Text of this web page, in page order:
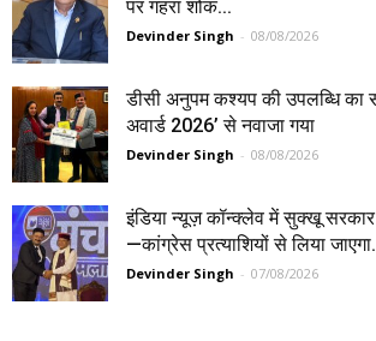
पर गहरा शोक...
Devinder Singh - 08/08/2026
डीसी अनुपम कश्यप की उपलब्धि का
अवार्ड 2026’ से नवाजा गया
Devinder Singh - 08/08/2026
इंडिया न्यूज़ कॉन्क्लेव में सुक्खू
—कांग्रेस प्रत्याशियों से लिया
Devinder Singh - 07/08/2026